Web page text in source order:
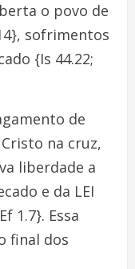
o povo de
sofrimentos
{Is 44.22;
de
na cruz,
liberdade a
e da LEI
1.7}. Essa
final dos